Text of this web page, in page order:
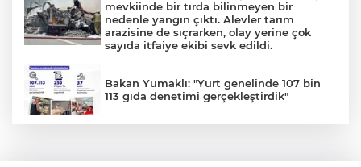
mevkiinde bir tırda bilinmeyen bir
nedenle yangın çıktı. Alevler tarım
arazisine de sıçrarken, olay yerine çok
sayıda itfaiye ekibi sevk edildi.
Bakan Yumaklı: "Yurt genelinde 107 bin
113 gıda denetimi gerçekleştirdik"
başladı